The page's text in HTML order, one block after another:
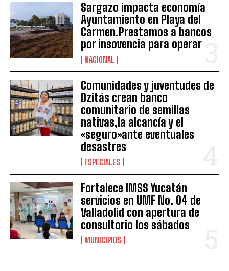
Sargazo impacta economía
Ayuntamiento en Playa del
Carmen.Prestamos a bancos
por insovencia para operar
NACIONAL
Comunidades y juventudes de
Dzitás crean banco
comunitario de semillas
nativas,la alcancía y el
«seguro»ante eventuales
desastres
ESPECIALES
Fortalece IMSS Yucatán
servicios en UMF No. 04 de
Valladolid con apertura de
consultorio los sábados
MUNICIPIOS